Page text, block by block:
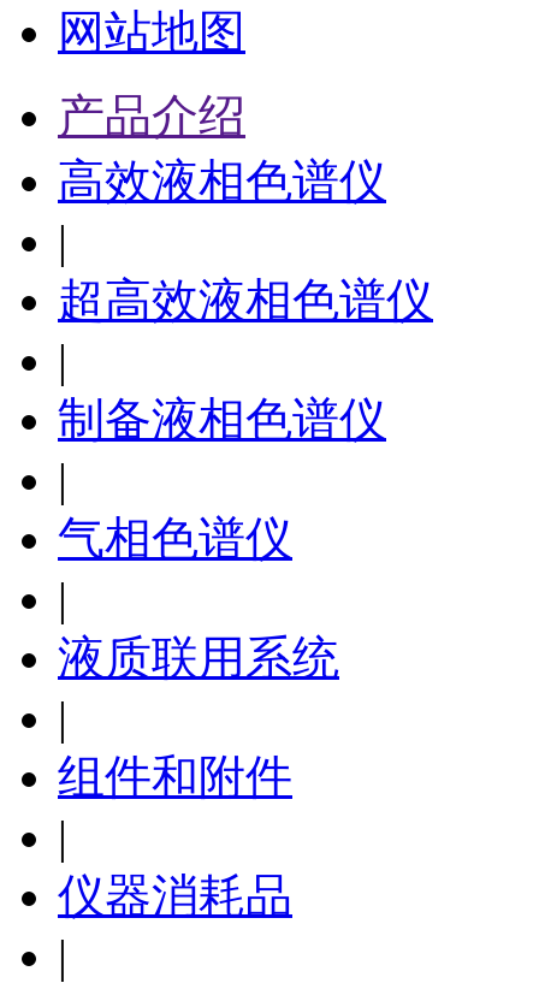
网站地图
产品介绍
高效液相色谱仪
|
超高效液相色谱仪
|
制备液相色谱仪
|
气相色谱仪
|
液质联用系统
|
组件和附件
|
仪器消耗品
|